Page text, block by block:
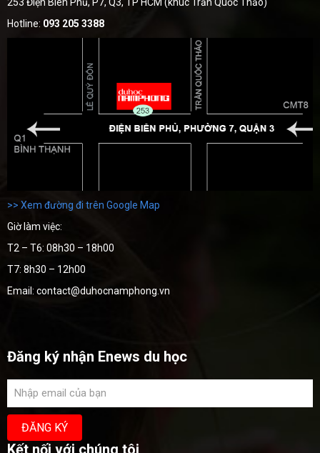
Hotline: 093 205 3388
>> Xem đường đi trên Google Map
Giờ làm việc:
T2 – T6: 08h30 – 18h00
T7: 8h30 – 12h00
Email: contact@duhocnamphong.vn
Đăng ký nhận Enews du học
Kết nối với chúng tôi